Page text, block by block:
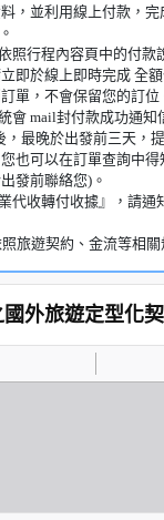
，並利用線上付款，
照行程內容頁中的付款
即於線上即時完成 全
單，不會保留您的訂位
會 mail封付款成功通知
，最晚於出發前三天，
也可以在訂單查詢中
發前聯絡您)。
代收轉付收據』，請通
旅遊契約、金流等相關
外旅遊定型化